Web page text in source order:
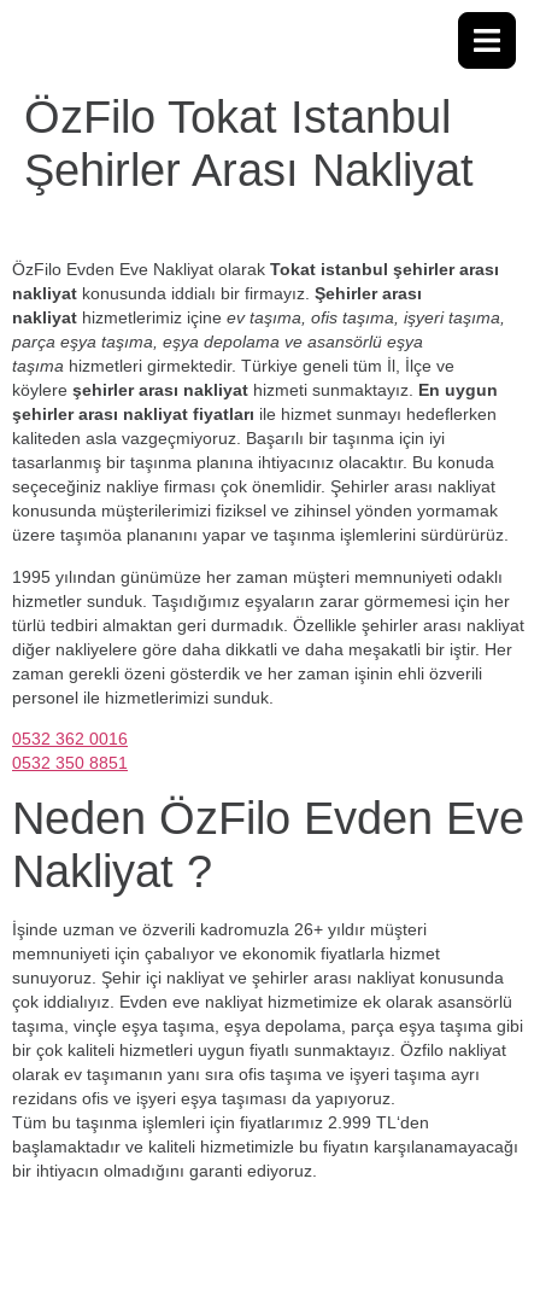
ÖzFilo Tokat Istanbul
Şehirler Arası Nakliyat
ÖzFilo Evden Eve Nakliyat olarak Tokat istanbul şehirler arası
nakliyat konusunda iddialı bir firmayız. Şehirler arası
nakliyat hizmetlerimiz içine ev taşıma, ofis taşıma, işyeri taşıma,
parça eşya taşıma, eşya depolama ve asansörlü eşya
taşıma hizmetleri girmektedir. Türkiye geneli tüm İl, İlçe ve
köylere şehirler arası nakliyat hizmeti sunmaktayız. En uygun
şehirler arası nakliyat fiyatları ile hizmet sunmayı hedeflerken
kaliteden asla vazgeçmiyoruz. Başarılı bir taşınma için iyi
tasarlanmış bir taşınma planına ihtiyacınız olacaktır. Bu konuda
seçeceğiniz nakliye firması çok önemlidir. Şehirler arası nakliyat
konusunda müşterilerimizi fiziksel ve zihinsel yönden yormamak
üzere taşımöa plananını yapar ve taşınma işlemlerini sürdürürüz.
1995 yılından günümüze her zaman müşteri memnuniyeti odaklı
hizmetler sunduk. Taşıdığımız eşyaların zarar görmemesi için her
türlü tedbiri almaktan geri durmadık. Özellikle şehirler arası nakliyat
diğer nakliyelere göre daha dikkatli ve daha meşakatli bir iştir. Her
zaman gerekli özeni gösterdik ve her zaman işinin ehli özverili
personel ile hizmetlerimizi sunduk.
0532 362 0016
0532 350 8851
Neden ÖzFilo Evden Eve
Nakliyat ?
İşinde uzman ve özverili kadromuzla 26+ yıldır müşteri
memnuniyeti için çabalıyor ve ekonomik fiyatlarla hizmet
sunuyoruz. Şehir içi nakliyat ve şehirler arası nakliyat konusunda
çok iddialıyız. Evden eve nakliyat hizmetimize ek olarak asansörlü
taşıma, vinçle eşya taşıma, eşya depolama, parça eşya taşıma gibi
bir çok kaliteli hizmetleri uygun fiyatlı sunmaktayız. Özfilo nakliyat
olarak ev taşımanın yanı sıra ofis taşıma ve işyeri taşıma ayrı
rezidans ofis ve işyeri eşya taşıması da yapıyoruz.
Tüm bu taşınma işlemleri için fiyatlarımız 2.999 TL‘den
başlamaktadır ve kaliteli hizmetimizle bu fiyatın karşılanamayacağı
bir ihtiyacın olmadığını garanti ediyoruz.